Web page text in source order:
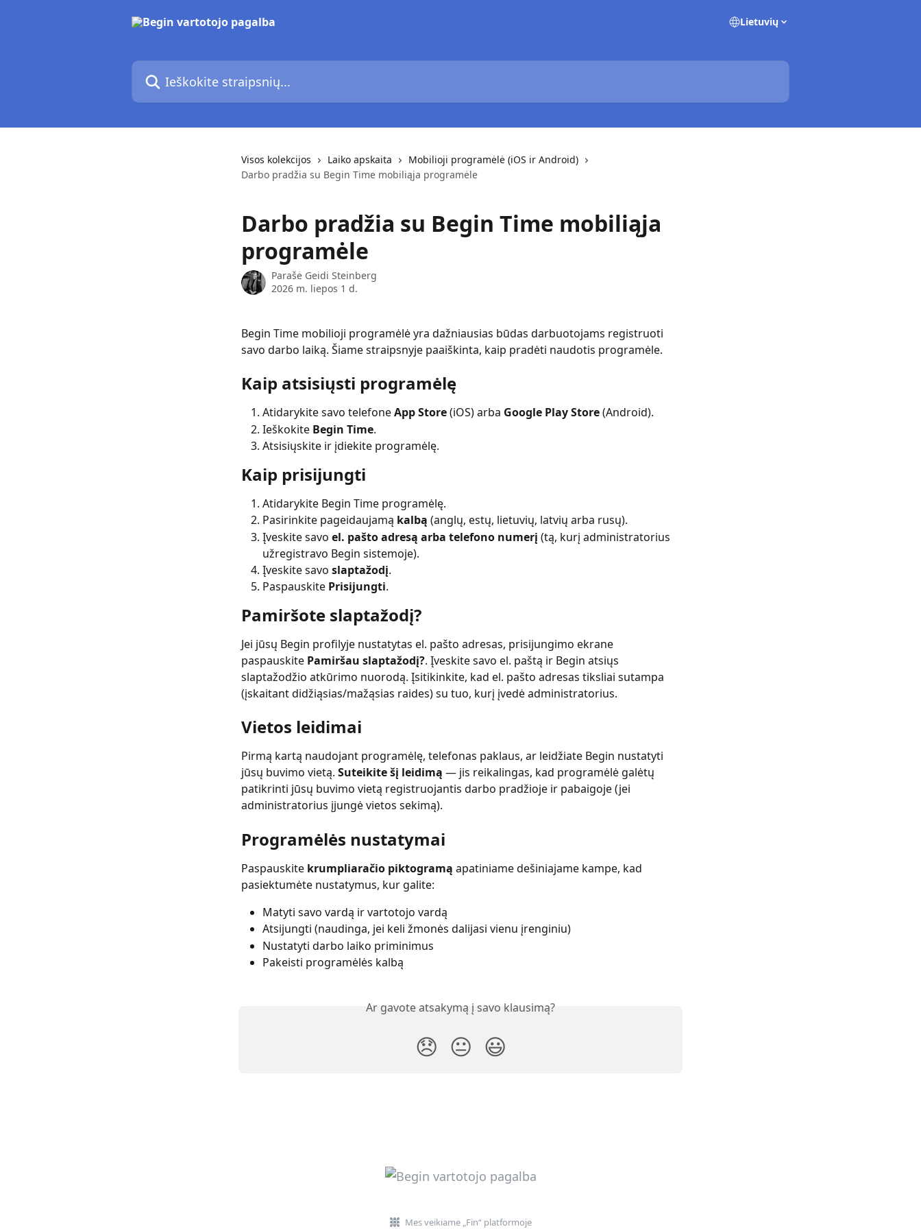
Lietuvių
Ieškokite straipsnių...
Visos kolekcijos Laiko apskaita
Mobilioji programėlė (iOS ir Android)
Darbo pradžia su Begin Time mobiliąja programėle
Darbo pradžia su Begin Time mobiliąja
programėle
Parašė Geidi Steinberg
2026 m. liepos 1 d.
Begin Time mobilioji programėlė yra dažniausias būdas darbuotojams registruoti
savo darbo laiką. Šiame straipsnyje paaiškinta, kaip pradėti naudotis programėle.
Kaip atsisiųsti programėlę
Atidarykite savo telefone App Store (iOS) arba Google Play Store (Android).
Ieškokite Begin Time.
Atsisiųskite ir įdiekite programėlę.
Kaip prisijungti
Atidarykite Begin Time programėlę.
Pasirinkite pageidaujamą kalbą (anglų, estų, lietuvių, latvių arba rusų).
Įveskite savo el. pašto adresą arba telefono numerį (tą, kurį administratorius
užregistravo Begin sistemoje).
Įveskite savo slaptažodį.
Paspauskite Prisijungti.
Pamiršote slaptažodį?
Jei jūsų Begin profilyje nustatytas el. pašto adresas, prisijungimo ekrane
paspauskite Pamiršau slaptažodį?. Įveskite savo el. paštą ir Begin atsiųs
slaptažodžio atkūrimo nuorodą. Įsitikinkite, kad el. pašto adresas tiksliai sutampa
(įskaitant didžiąsias/mažąsias raides) su tuo, kurį įvedė administratorius.
Vietos leidimai
Pirmą kartą naudojant programėlę, telefonas paklaus, ar leidžiate Begin nustatyti
jūsų buvimo vietą. Suteikite šį leidimą — jis reikalingas, kad programėlė galėtų
patikrinti jūsų buvimo vietą registruojantis darbo pradžioje ir pabaigoje (jei
administratorius įjungė vietos sekimą).
Programėlės nustatymai
Paspauskite krumpliaračio piktogramą apatiniame dešiniajame kampe, kad
pasiektumėte nustatymus, kur galite:
Matyti savo vardą ir vartotojo vardą
Atsijungti (naudinga, jei keli žmonės dalijasi vienu įrenginiu)
Nustatyti darbo laiko priminimus
Pakeisti programėlės kalbą
Ar gavote atsakymą į savo klausimą?
😞 😐 😃
Mes veikiame „Fin“ platformoje